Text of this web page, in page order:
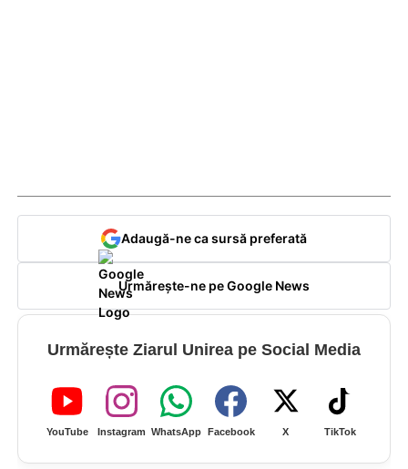
Adaugă-ne ca sursă preferată
Urmărește-ne pe Google News
Urmărește Ziarul Unirea pe Social Media
YouTube Instagram WhatsApp Facebook X TikTok